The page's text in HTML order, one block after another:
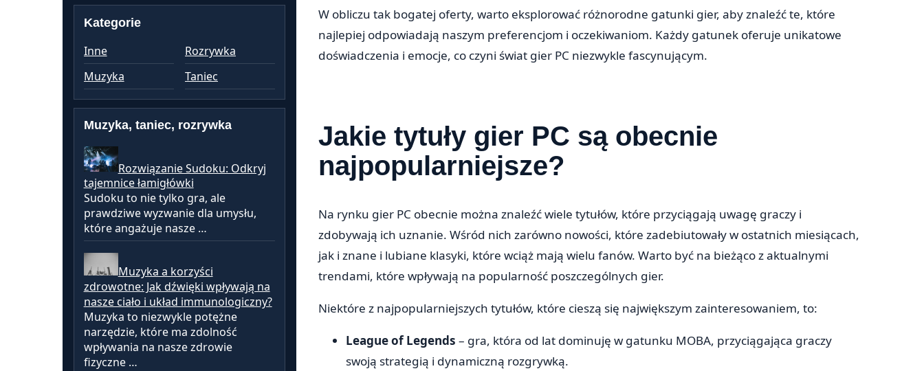
Kategorie
Inne
Muzyka
Rozrywka
Taniec
Muzyka, taniec, rozrywka
Rozwiązanie Sudoku: Odkryj
tajemnice łamigłówki
Sudoku to nie tylko gra, ale
prawdziwe wyzwanie dla umysłu,
które angażuje nasze …
Muzyka a korzyści
zdrowotne: Jak dźwięki wpływają na
nasze ciało i układ immunologiczny?
Muzyka to niezwykle potężne
narzędzie, które ma zdolność
wpływania na nasze zdrowie
fizyczne …
W obliczu tak bogatej oferty, warto eksplorować różnorodne gatunki gier, aby znaleźć te, które
najlepiej odpowiadają naszym preferencjom i oczekiwaniom. Każdy gatunek oferuje unikatowe
doświadczenia i emocje, co czyni świat gier PC niezwykle fascynującym.
Jakie tytuły gier PC są obecnie
najpopularniejsze?
Na rynku gier PC obecnie można znaleźć wiele tytułów, które przyciągają uwagę graczy i
zdobywają ich uznanie. Wśród nich zarówno nowości, które zadebiutowały w ostatnich miesiącach,
jak i znane i lubiane klasyki, które wciąż mają wielu fanów. Warto być na bieżąco z aktualnymi
trendami, które wpływają na popularność poszczególnych gier.
Niektóre z najpopularniejszych tytułów, które cieszą się największym zainteresowaniem, to:
League of Legends – gra, która od lat dominuję w gatunku MOBA, przyciągająca graczy
swoją strategią i dynamiczną rozgrywką.